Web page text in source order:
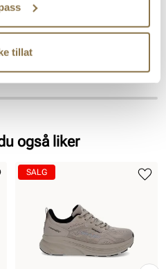
tillat
ETON
også liker
SALG